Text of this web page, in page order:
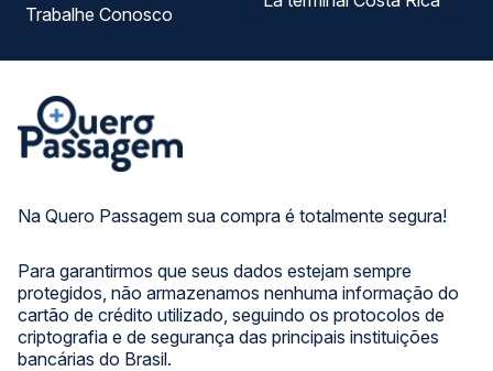
Na Quero Passagem sua compra é totalmente segura!
Para garantirmos que seus dados estejam sempre
protegidos, não armazenamos nenhuma informação do
cartão de crédito utilizado, seguindo os protocolos de
criptografia e de segurança das principais instituições
bancárias do Brasil.
Trabalhe Conosco